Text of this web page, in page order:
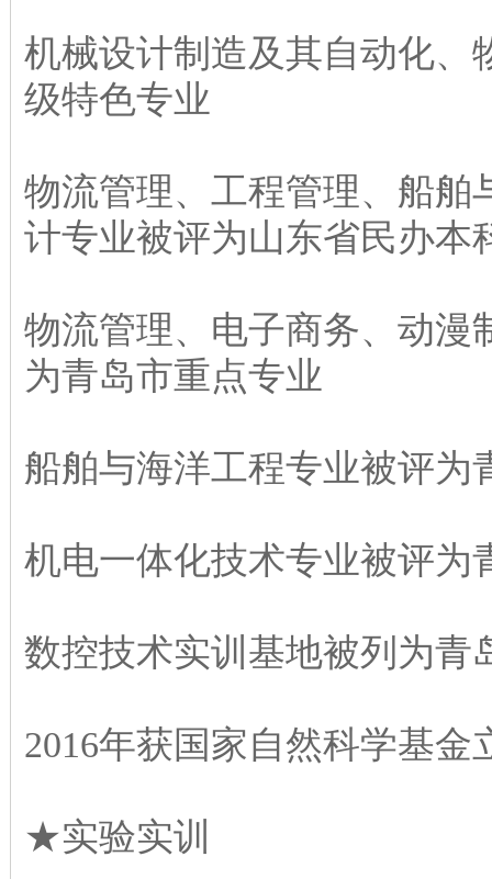
机械设计制造及其自动化、
级特色专业
物流管理、工程管理、船舶
计专业被评为山东省民办本
物流管理、电子商务、动漫
为青岛市重点专业
船舶与海洋工程专业被评为
机电一体化技术专业被评为
数控技术实训基地被列为青
2016年获国家自然科学基金
★实验实训